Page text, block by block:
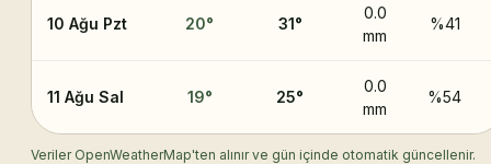
10 Ağu Pzt 20° 31°
0.0
mm
%41
11 Ağu Sal 19° 25°
0.0
mm
%54
Veriler OpenWeatherMap'ten alınır ve gün içinde otomatik güncellenir.